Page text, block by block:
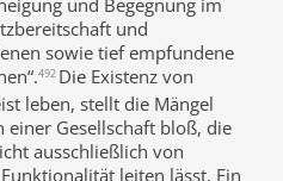
und Begegnung im
und
sowie tief empfundene
492 Die Existenz von
leben, stellt die Mängel
Gesellschaft bloß, die
ausschließlich von
leiten lässt. Ein